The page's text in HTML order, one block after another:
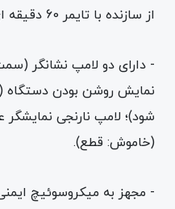
از سازنده با تایمر 60 دقیقه ای جایگزین شد.
- دارای دو لامپ نشانگر
نمایش روشن بودن دستگاه
شود)؛ لامپ نارنجی
(خاموش: قطع).
- مجهز به میکروسوئیچ